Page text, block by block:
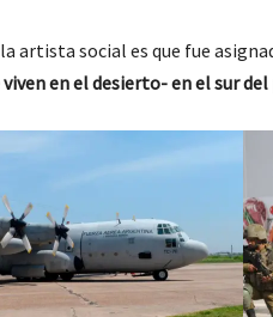
artista social es que fue
en el desierto- en el sur del